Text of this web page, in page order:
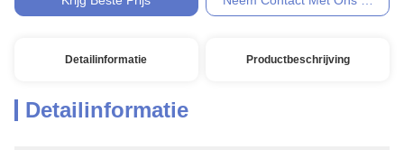
Detailinformatie Productbeschrijving
Detailinformatie